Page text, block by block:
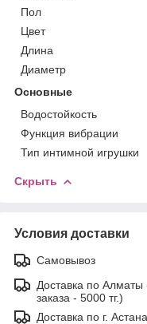
Пол
Цвет
Длина
Диаметр
Основные
Водостойкость
Функция вибрации
Тип интимной игрушки
Скрыть
Условия доставки
Самовывоз
Доставка по
заказа - 5000 тг.)
Доставка по г.